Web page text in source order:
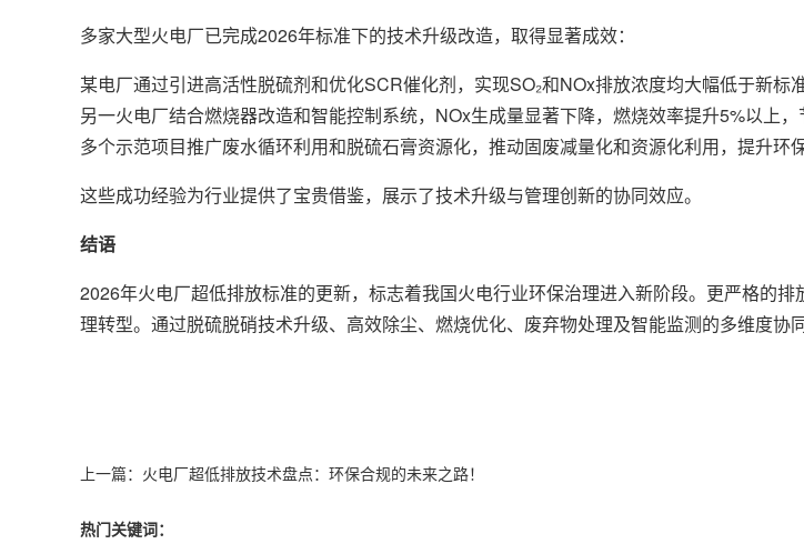
多家大型火电厂已完成2026年标准下的技术升级改造，取得显著成效：
某电厂通过引进高活性脱硫剂和优化SCR催化剂，实现SO₂和NOx排放浓度均大幅低于新标
另一火电厂结合燃烧器改造和智能控制系统，NOx生成量显著下降，燃烧效率提升5%以上，
多个示范项目推广废水循环利用和脱硫石膏资源化，推动固废减量化和资源化利用，提升环保
这些成功经验为行业提供了宝贵借鉴，展示了技术升级与管理创新的协同效应。
结语
2026年火电厂超低排放标准的更新，标志着我国火电行业环保治理进入新阶段。更严格的
理转型。通过脱硫脱硝技术升级、高效除尘、燃烧优化、废弃物处理及智能监测的多维度协
上一篇： 火电厂超低排放技术盘点：环保合规的未来之路！
热门关键词：